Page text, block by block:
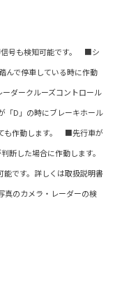
号も検知可能です。 ■シ
んで停車している時に作動
ダークルーズコントロール
「D」の時にブレーキホール
も作動します。 ■先行車が
断した場合に作動します。
です。詳しくは取扱説明書
のカメラ・レーダーの検